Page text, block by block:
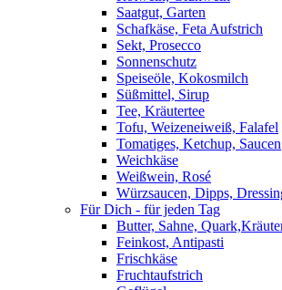
Saatgut, Garten
Schafkäse, Feta Aufstrich
Sekt, Prosecco
Sonnenschutz
Speiseöle, Kokosmilch
Süßmittel, Sirup
Tee, Kräutertee
Tofu, Weizeneiweiß, Falafel
Tomatiges, Ketchup, Saucen
Weichkäse
Weißwein, Rosé
Würzsaucen, Dipps,
Für Dich - für jeden Tag
Butter, Sahne,
Feinkost, Antipasti
Frischkäse
Fruchtaufstrich